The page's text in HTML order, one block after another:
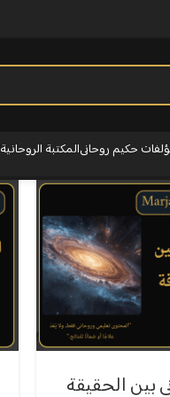
حكيم روحانىالمكتبة الروحانية
بين الحقيقة